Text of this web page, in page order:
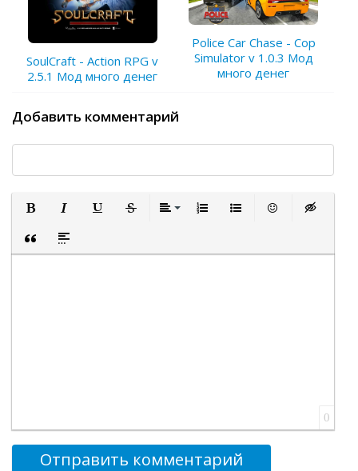
SoulCraft - Action RPG v
2.5.1 Мод много денег
Police Car Chase - Cop
Simulator v 1.0.3 Мод
много денег
Добавить комментарий
Вставка цитаты
Вставка спойлера
0
Отправить комментарий